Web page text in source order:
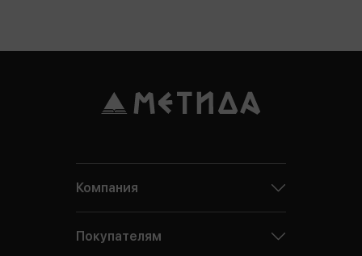
Компания
Покупателям